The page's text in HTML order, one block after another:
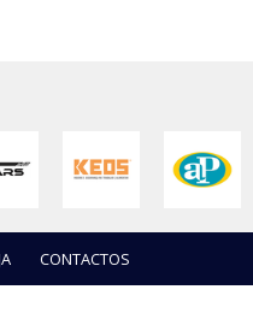
CONTACTOS